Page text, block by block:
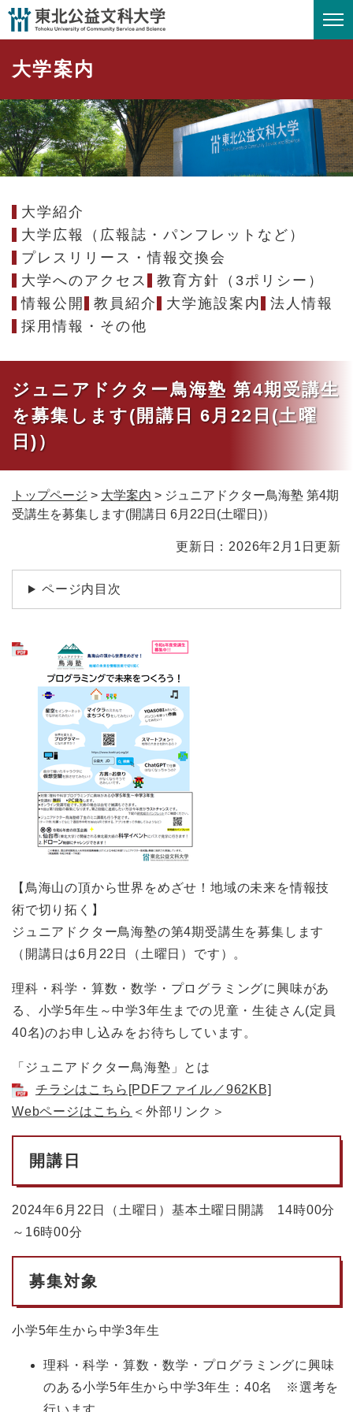
ペ
頭
で
す
。
メニューを飛ばして本文へ
大学案内
大学紹介
大学広報（広報誌・パンフレットなど）
プレスリリース・情報交換会
大学へのアクセス
教育方針（3ポリシー）
情報公開
教員紹介 大学施設案内
法人情報
採用情報・その他
ジュニアドクター鳥海塾 第4期受講生
を募集します(開講日 6月22日(土曜
日)）
トップページ > 大学案内 > ジュニアドクター鳥海塾 第4期
受講生を募集します(開講日 6月22日(土曜日)）
文
更新日：2026年2月1日更新
ページ内目次
【鳥海山の頂から世界をめざせ！地域の未来を情報技
術で切り拓く】
ジュニアドクター鳥海塾の第4期受講生を募集します
（開講日は6月22日（土曜日）です）。
理科・科学・算数・数学・プログラミングに興味があ
る、小学5年生～中学3年生までの児童・生徒さん(定員
40名)のお申し込みをお待ちしています。
「ジュニアドクター鳥海塾」とは
チラシはこちら[PDFファイル／962KB]​
Webページはこちら ＜外部リンク＞
開講日
2024年6月22日（土曜日）基本土曜日開講 14時00分
～16時00分
募集対象
小学5年生から中学3年生
理科・科学・算数・数学・プログラミングに興味
のある小学5年生から中学3年生：40名 ※選考を
行います。